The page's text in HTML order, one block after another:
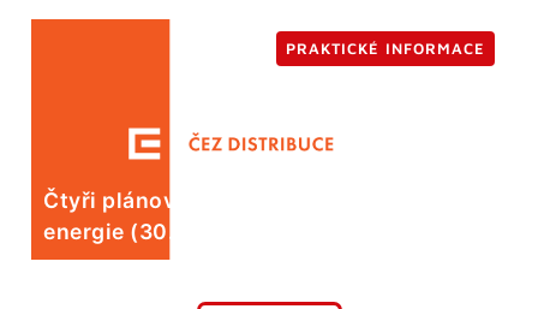
Čtyři plánované odstávky elektrické
energie (30. 7.)
PRAKTICKÉ INFORMACE